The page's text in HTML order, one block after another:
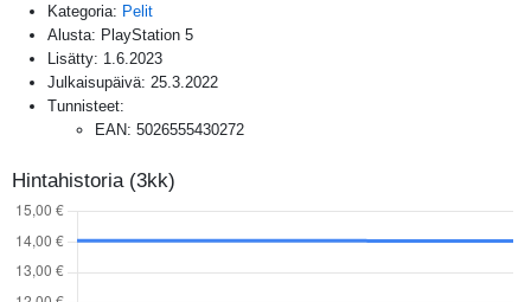
Kategoria: Pelit
Alusta: PlayStation 5
Lisätty: 1.6.2023
Julkaisupäivä: 25.3.2022
Tunnisteet:
EAN: 5026555430272
Hintahistoria (3kk)